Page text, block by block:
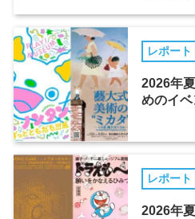
レポート
2026年
めのイ
レポート
2026年